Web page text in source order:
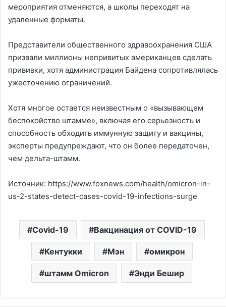
мероприятия отменяются, а школы переходят на
удаленные форматы.
Представители общественного здравоохранения США
призвали миллионы непривитых американцев сделать
прививки, хотя администрация Байдена сопротивлялась
ужесточению ограничений.
Хотя многое остается неизвестным о «вызывающем
беспокойство штамме», включая его серьезность и
способность обходить иммунную защиту и вакцины,
эксперты предупреждают, что он более передаточен,
чем дельта-штамм.
Источник: https://www.foxnews.com/health/omicron-in-
us-2-states-detect-cases-covid-19-infections-surge
Covid-19 Вакцинация от COVID-19
Кентукки Мэн омикрон
штамм Omicron Энди Бешир